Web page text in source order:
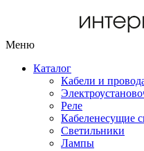
Меню
Каталог
Кабели и
Реле
Кабеленесущие
Светильники
Лампы